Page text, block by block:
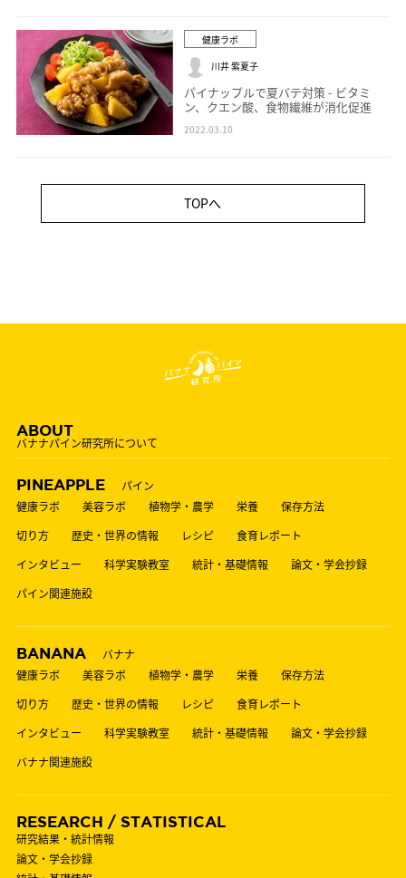
健康ラボ
川井 紫夏子
パイナップルで夏バテ対策 - ビタミ
ン、クエン酸、食物繊維が消化促進
2022.03.10
TOPへ
ABOUT
バナナパイン研究所について
PINEAPPLE
パイン
健康ラボ
美容ラボ 植物学・農学 栄養
保存方法
切り方
歴史・世界の情報 レシピ
食育レポート
インタビュー
科学実験教室 統計・基礎情報
論文・学会抄録
パイン関連施設
BANANA
バナナ
健康ラボ
美容ラボ 植物学・農学 栄養
保存方法
切り方
歴史・世界の情報 レシピ
食育レポート
インタビュー
科学実験教室 統計・基礎情報
論文・学会抄録
バナナ関連施設
RESEARCH / STATISTICAL
研究結果・統計情報
論文・学会抄録